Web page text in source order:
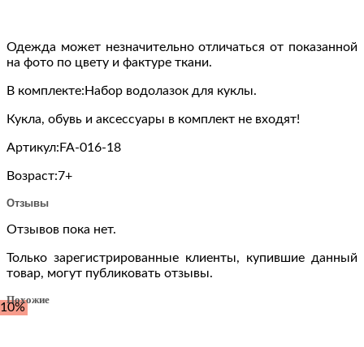
Одежда может незначительно отличаться от показанной
на фото по цвету и фактуре ткани.
В комплекте:Набор водолазок для куклы.
Кукла, обувь и аксессуары в комплект не входят!
Артикул:FA-016-18
Возраст:7+
Отзывы
Отзывов пока нет.
Только зарегистрированные клиенты, купившие данный
товар, могут публиковать отзывы.
Похожие